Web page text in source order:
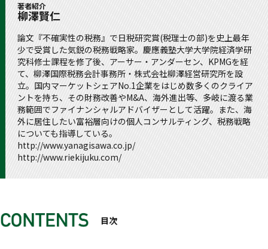
著者紹介
柳澤賢仁
論文『不確実性の税務』で日税研究賞(税理士の部)を史上最年
少で受賞した気鋭の税務戦略家。慶應義塾大学大学院経済学研
究科修士課程を修了後、アーサー・アンダーセン、KPMGを経
て、柳澤国際税務会計事務所・株式会社柳澤経営研究所を設
立。国内マーケットシェアNo.1企業をはじめ数多くのクライア
ントを持ち、その財務改善やM&A、海外進出等、多岐に渡る業
務範囲でファイナンシャルアドバイザーとして活躍。また、海
外に居住したい富裕層向けの個人コンサルティング、税務戦略
についても指導している。
http://www.yanagisawa.co.jp/
http://www.riekijuku.com/
目次